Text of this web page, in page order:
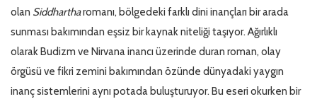
olan Siddhartharomanı, bölgedeki farklı dini inançları bir arada
sunması bakımından eşsiz bir kaynak niteliği taşıyor. Ağırlıklı
olarak Budizm ve Nirvana inancı üzerinde duran roman, olay
örgüsü ve fikri zemini bakımından özünde dünyadaki yaygın
inanç sistemlerini aynı potada buluşturuyor. Bu eseri okurken bir